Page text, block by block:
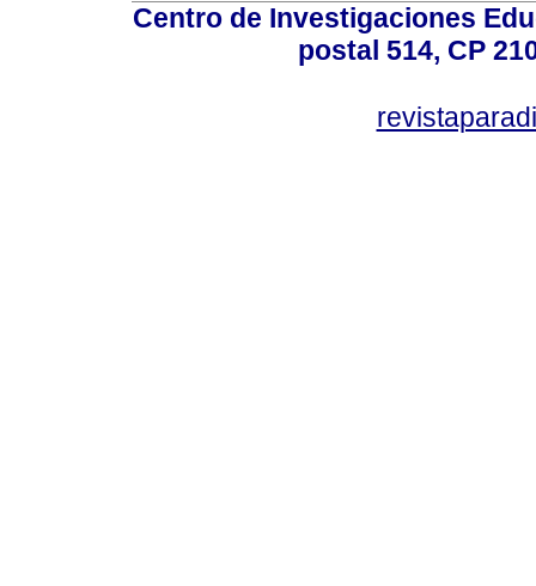
Centro de Investigaciones
postal 514, CP